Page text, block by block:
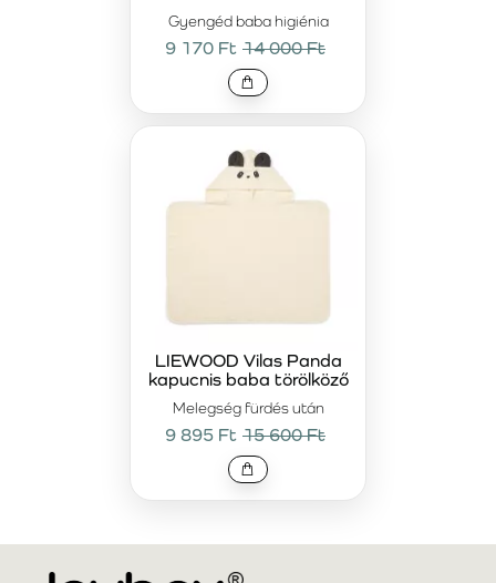
Gyengéd baba higiénia
9 170 Ft 14 000 Ft
Melegség fürdés után
LIEWOOD Vilas Panda
kapucnis baba törölköző
9 895 Ft 15 600 Ft